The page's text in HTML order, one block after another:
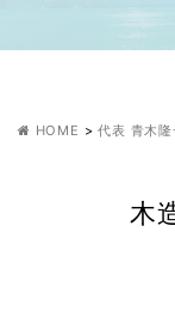
HOME >代表 青木
木